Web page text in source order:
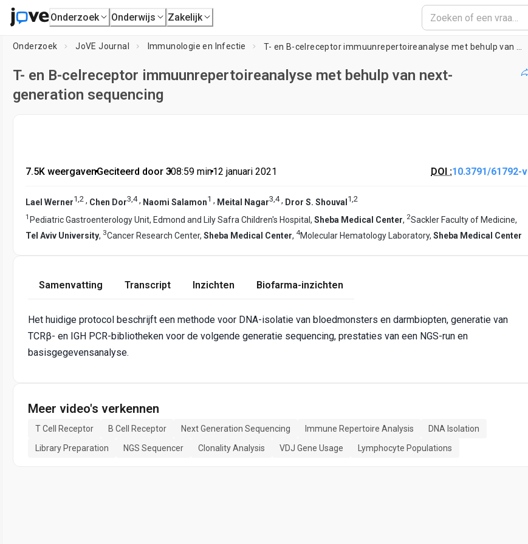
Onderzoek Onderwijs Zakelijk
Onderzoek JoVE Journal Immunologie en Infectie
T- en B-celreceptor immuunrepertoireanalyse met behulp van next-
generation sequencing
7.5K weergaven•Geciteerd door 3•08:59 min•12 januari 2021 DOI :10.3791/61792-v
Lael Werner1,2 , Chen Dor3,4, Naomi Salamon1 , Meital Nagar3,4, Dror S. Shouval 1,2
1 Pediatric Gastroenterology Unit, Edmond and Lily Safra Children's Hospital, Sheba Medical Center, 2Sackler Faculty of Medicine,
Tel Aviv University, 3Cancer Research Center, Sheba Medical Center, 4Molecular Hematology Laboratory, Sheba Medical Center
Samenvatting Transcript Inzichten Biofarma-inzichten
Het huidige protocol beschrijft een methode voor DNA-isolatie van bloedmonsters en darmbiopten, generatie van
TCRβ- en IGH PCR-bibliotheken voor de volgende generatie sequencing, prestaties van een NGS-run en
basisgegevensanalyse.
Meer video's verkennen
T Cell Receptor B Cell Receptor Next Generation Sequencing Immune Repertoire Analysis
DNA Isolation
Library Preparation
NGS Sequencer Clonality Analysis VDJ Gene Usage Lymphocyte Populations